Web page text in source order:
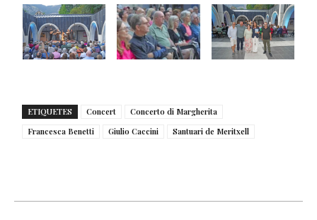
ETIQUETES Concert
Concerto di Margherita
Francesca Benetti
Giulio Caccini Santuari de Meritxell